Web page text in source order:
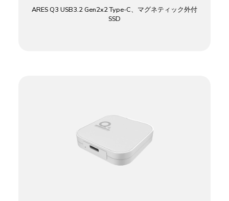
ARES Q3 USB3.2 Gen2x2 Type-C、マグネティック外付
SSD